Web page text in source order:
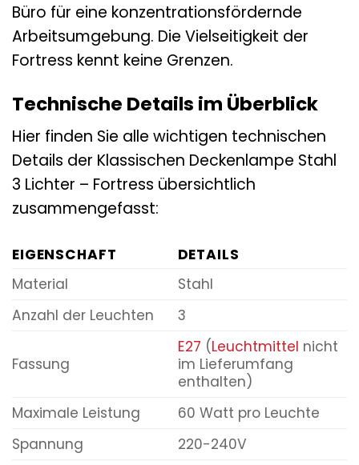
Büro für eine konzentrationsfördernde
Arbeitsumgebung. Die Vielseitigkeit der
Fortress kennt keine Grenzen.
Technische Details im Überblick
Hier finden Sie alle wichtigen technischen
Details der Klassischen Deckenlampe Stahl
3 Lichter – Fortress übersichtlich
zusammengefasst:
EIGENSCHAFT
DETAILS
Material
Stahl
Anzahl der Leuchten
3
Fassung
E27 (Leuchtmittel nicht
im Lieferumfang
enthalten)
Maximale Leistung
60 Watt pro Leuchte
Spannung
220-240V